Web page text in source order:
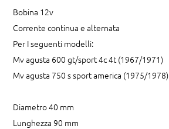
1967
al
1978
quantity
Bobina 12v
Corrente continua e alternata
Per I seguenti modelli:
Mv agusta 600 gt/sport 4c 4t (1967/1971)
Mv agusta 750 s sport america (1975/1978)
Diametro 40 mm
Lunghezza 90 mm